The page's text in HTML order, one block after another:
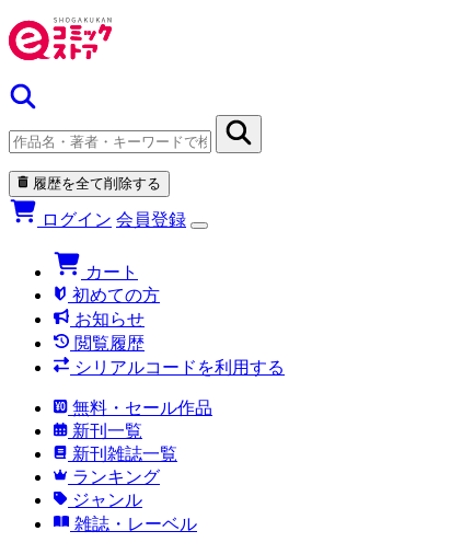
履歴を全て削除する
ログイン 会員登録
カート
初めての方
お知らせ
閲覧履歴
シリアルコードを利用する
無料・セール作品
新刊一覧
新刊雑誌一覧
ランキング
ジャンル
雑誌・レーベル